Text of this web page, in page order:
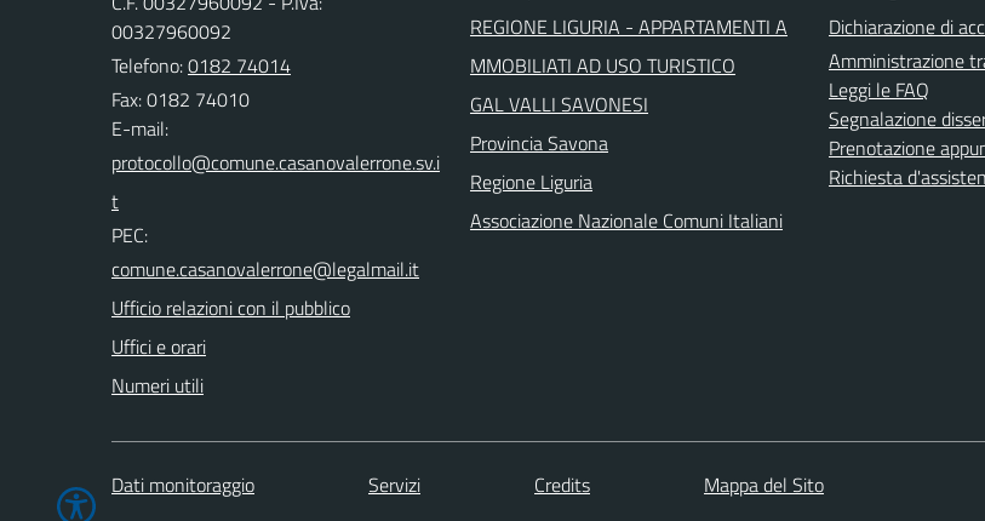
00327960092
Telefono:0182 74014
Fax: 0182 74010
E-mail:
PEC:
Ufficio relazioni con il pubblico
Uffici e orari
Numeri utili
REGIONE LIGURIA - APPARTAMENTI A
MMOBILIATI AD USO TURISTICO
GAL VALLI SAVONESI
Provincia Savona
Regione Liguria
Associazione Nazionale Comuni Italiani
Dichiarazione di
Amministrazione
Leggi le FAQ
Segnalazione
Prenotazione
Richiesta
Dati monitoraggio Servizi Credits Mappa del Sito